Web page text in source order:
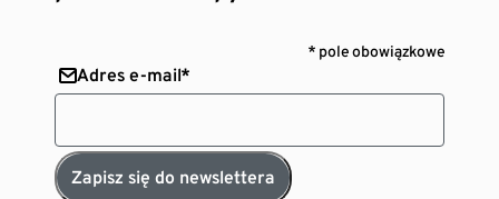
* pole obowiązkowe
Adres e-mail*
Zapisz się do newslettera